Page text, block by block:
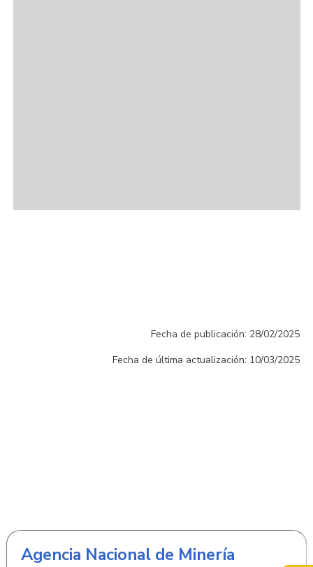
Fecha de publicación: 28/02/2025
Fecha de última actualización: 10/03/2025
Agencia Nacional de Minería